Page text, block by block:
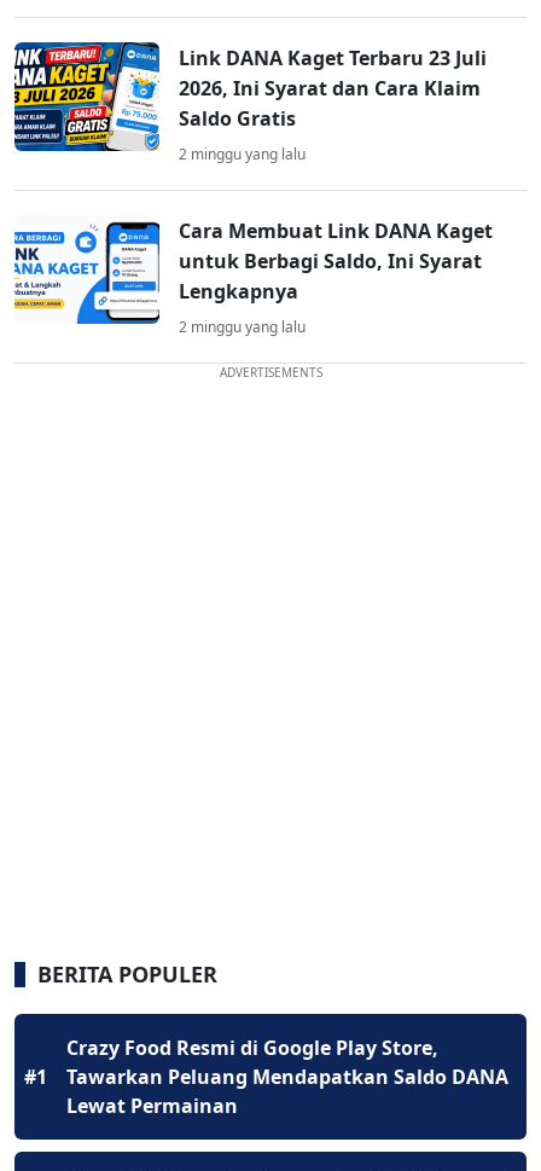
Link DANA Kaget Terbaru 23 Juli
2026, Ini Syarat dan Cara Klaim
Saldo Gratis
2 minggu yang lalu
Cara Membuat Link DANA Kaget
untuk Berbagi Saldo, Ini Syarat
Lengkapnya
2 minggu yang lalu
ADVERTISEMENTS
BERITA POPULER
#1
Crazy Food Resmi di Google Play Store,
Tawarkan Peluang Mendapatkan Saldo DANA
Lewat Permainan